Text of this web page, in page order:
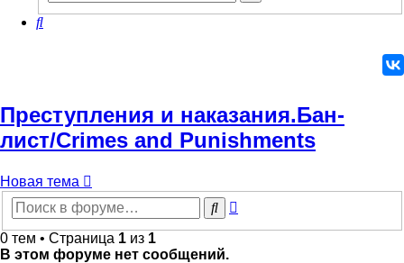
Поиск
Преступления и наказания.Бан-
лист/Crimes and Punishments
Новая
тема
Новая тема
Поиск
0 тем • Страница 1 из 1
В этом форуме нет сообщений.